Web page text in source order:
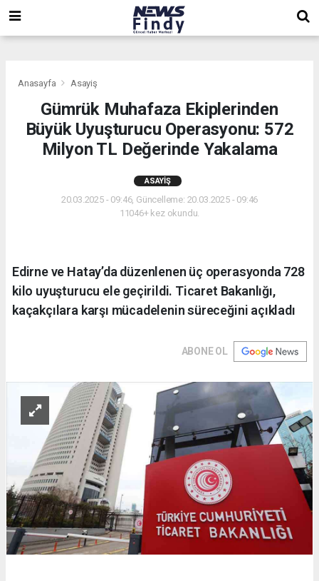
Anasayfa Asayiş
Gümrük Muhafaza Ekiplerinden
Büyük Uyuşturucu Operasyonu: 572
Milyon TL Değerinde Yakalama
ASAYIŞ
20.03.2025 - 09:46, Güncelleme: 20.03.2025 - 09:46
11046+ kez okundu.
Edirne ve Hatay’da düzenlenen üç operasyonda 728
kilo uyuşturucu ele geçirildi. Ticaret Bakanlığı,
kaçakçılara karşı mücadelenin süreceğini açıkladı
ABONE OL